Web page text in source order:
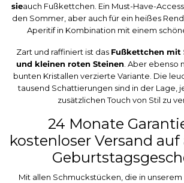
sieauch Fußkettchen. Ein Must-Have-
den Sommer, aber auch für ein heißes
Aperitif in Kombination mit einem
Zart und raffiniert ist das Fußkettchen mit
und kleinen roten Steinen. Aber ebenso
bunten Kristallen verzierte Variante. Die
tausend Schattierungen sind in der Lage,
zusätzlichen Touch von Stil zu
24 Monate
kostenloser Versand auf
Mit allen Schmuckstücken, die in